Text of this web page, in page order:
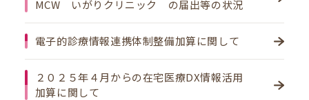
MCW いがりクリニック の届出等の状況
電子的診療情報連携体制整備加算に関して
２０２５年４月からの在宅医療DX情報活用
加算に関して